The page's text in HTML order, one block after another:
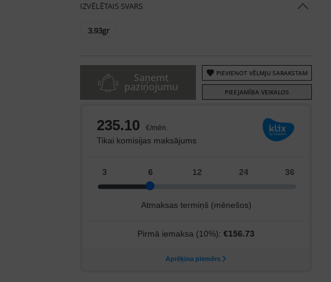
IZVĒLĒTAIS SVARS
3.93gr
Saņemt
paziņojumu
PIEVIENOT VĒLMJU SARAKSTAM
PIEEJAMĪBA VEIKALOS